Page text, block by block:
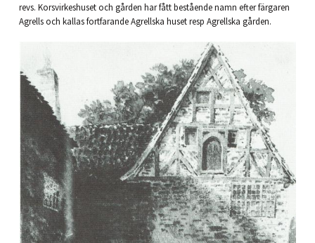
revs. Korsvirkeshuset och gården har fått bestående namn efter färgaren
Agrells och kallas fortfarande Agrellska huset resp Agrellska gården.